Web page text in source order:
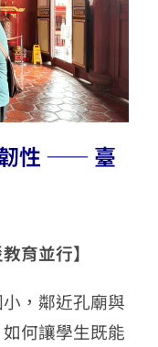
性 —— 臺
育並行】
，鄰近孔廟與
何讓學生既能